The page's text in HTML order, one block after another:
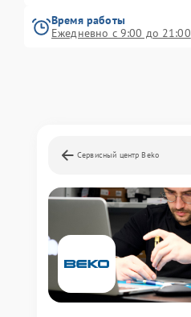
Время работы
Ежедневно с 9:00 до 21:00
Сервисный центр Beko